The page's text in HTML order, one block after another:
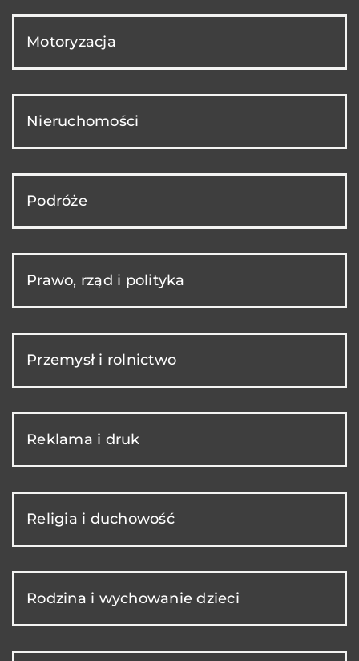
Motoryzacja
Nieruchomości
Podróże
Prawo, rząd i polityka
Przemysł i rolnictwo
Reklama i druk
Religia i duchowość
Rodzina i wychowanie dzieci